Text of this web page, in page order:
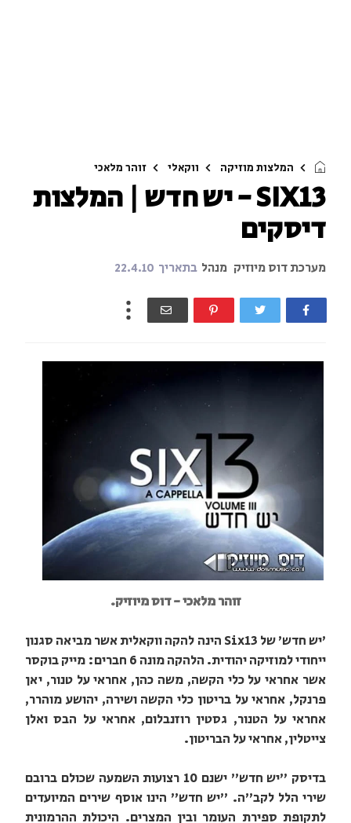
המלצות מוזיקה ווקאלי זוהר מלאכי
SIX13 - יש חדש | המלצות
דיסקים
מערכת דוס מיוזיק מנהל בתאריך 22.4.10
זוהר מלאכי - דוס מיוזיק.
'יש חדש' של Six13 הינה להקה ווקאלית אשר מביאה סגנון
ייחודי למוזיקה יהודית. הלהקה מונה 6 חברים: מייק בוקסר
אשר אחראי על כלי הקשה, משה כהן, אחראי על טנור, יאן
פרנקל, אחראי על בריטון כלי הקשה ושירה, יהושע מוהרר,
אחראי על הטנור, גסטין רוזנבלום, אחראי על הבס ואלן
צייטלין, אחראי על הבריטון.
בדיסק "יש חדש" ישנם 10 רצועות השמעה שכולם ברובם
שירי הלל לקב"ה. "יש חדש" הינו אוסף שירים המיועדים
לתקופת ספירת העומר ובין המצרים. היכולת ההרמונית